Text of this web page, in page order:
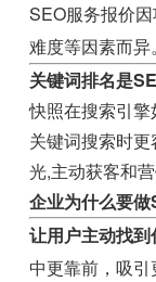
SEO服务报价
难度等因素而异。
关键词排名是
快照在搜索引
关键词搜索时
光,主动获客和
企业为什么要做
让用户主动找到
中更靠前，吸引